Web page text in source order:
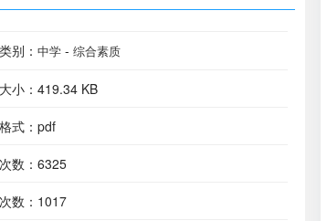
别： 中学 - 综合素质
小：419.34 KB
式：pdf
数：6325
数：1017